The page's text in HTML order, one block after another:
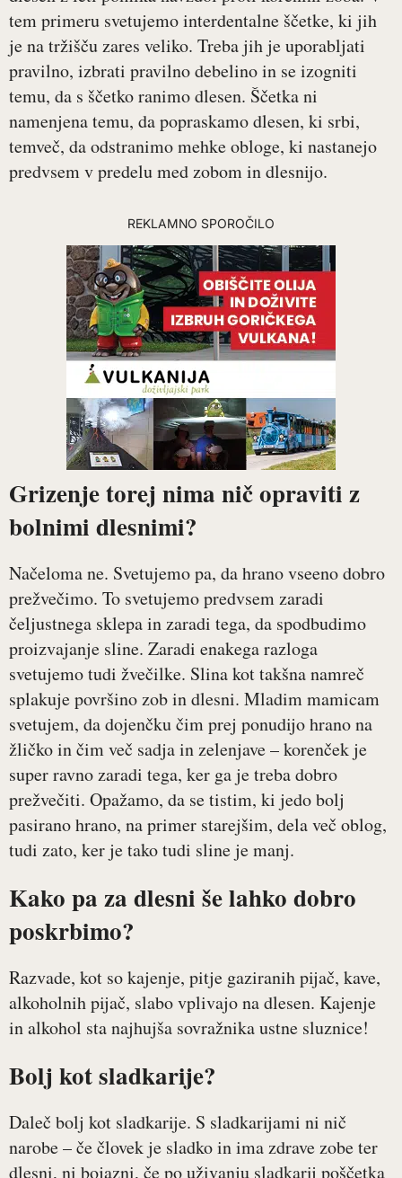
tem primeru svetujemo interdentalne ščetke, ki jih
je na tržišču zares veliko. Treba jih je uporabljati
pravilno, izbrati pravilno debelino in se izogniti
temu, da s ščetko ranimo dlesen. Ščetka ni
namenjena temu, da popraskamo dlesen, ki srbi,
temveč, da odstranimo mehke obloge, ki nastanejo
predvsem v predelu med zobom in dlesnijo.
REKLAMNO SPOROČILO
Grizenje torej nima nič opraviti z
bolnimi dlesnimi?
Načeloma ne. Svetujemo pa, da hrano vseeno dobro
prežvečimo. To svetujemo predvsem zaradi
čeljustnega sklepa in zaradi tega, da spodbudimo
proizvajanje sline. Zaradi enakega razloga
svetujemo tudi žvečilke. Slina kot takšna namreč
splakuje površino zob in dlesni. Mladim mamicam
svetujem, da dojenčku čim prej ponudijo hrano na
žličko in čim več sadja in zelenjave – korenček je
super ravno zaradi tega, ker ga je treba dobro
prežvečiti. Opažamo, da se tistim, ki jedo bolj
pasirano hrano, na primer starejšim, dela več oblog,
tudi zato, ker je tako tudi sline je manj.
Kako pa za dlesni še lahko dobro
poskrbimo?
Razvade, kot so kajenje, pitje gaziranih pijač, kave,
alkoholnih pijač, slabo vplivajo na dlesen. Kajenje
in alkohol sta najhujša sovražnika ustne sluznice!
Bolj kot sladkarije?
Daleč bolj kot sladkarije. S sladkarijami ni nič
narobe – če človek je sladko in ima zdrave zobe ter
dlesni, ni bojazni, če po uživanju sladkarij poščetka